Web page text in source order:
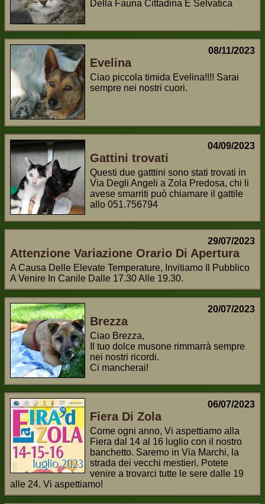
Della Fauna Cittadina E Selvatica
08/11/2023
Evelina
Ciao piccola timida Evelina!!!! Sarai
sempre nei nostri cuori.
04/09/2023
Gattini trovati
Questi due gatttini sono stati trovati in
Via Degli Angeli a Zola Predosa, chi li
avese smarriti può chiamare il gattile
allo 051.756794
29/07/2023
Attenzione Variazione Orario Di Apertura
A Causa Delle Elevate Temperature, Invitiamo Il Pubblico
A Venire In Canile Dalle 17.30 Alle 19.30.
20/07/2023
Brezza
Ciao Brezza,
Il tuo dolce musone rimmarrà sempre
nei nostri ricordi.
Ci mancherai!
06/07/2023
Fiera Di Zola
Come ogni anno, Vi aspettiamo alla
Fiera dal 14 al 16 luglio con il nostro
banchetto. Saremo in Via Marchi, la
strada dei vecchi mestieri. Potete
venire a trovarci tutte le sere dalle 19
alle 24. Vi aspettiamo!